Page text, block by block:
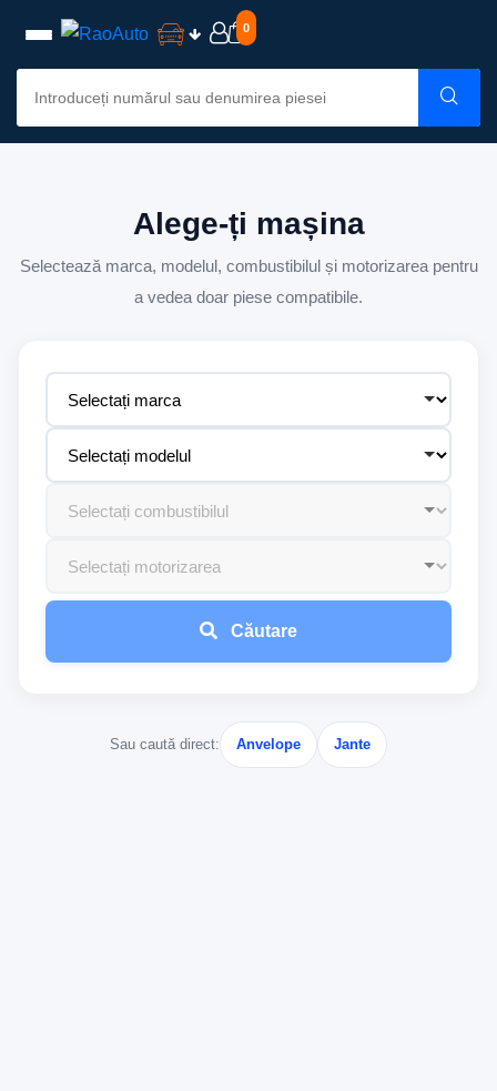
0
Alege-ți mașina
Selectează marca, modelul, combustibilul și motorizarea pentru
a vedea doar piese compatibile.
Căutare
Sau caută direct: Anvelope Jante